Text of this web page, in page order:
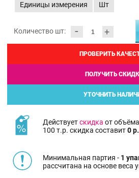
Единицы измерения Шт
Количество шт: - +
ПРОВЕРИТЬ
ПОЛУЧИТЬ
УТОЧНИТЬ
Действуетскидка от
100 т.р. скидка составит0 р.
Минимальная партия - 1
рассчитана на основе веса